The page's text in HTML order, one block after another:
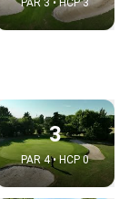
PAR 3 • HCP 3
3
PAR 4 • HCP 0